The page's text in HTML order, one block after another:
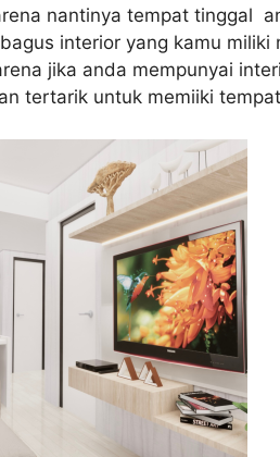
nantinya tempat tinggal
interior yang kamu
jika anda mempunyai
tertarik untuk memiiki